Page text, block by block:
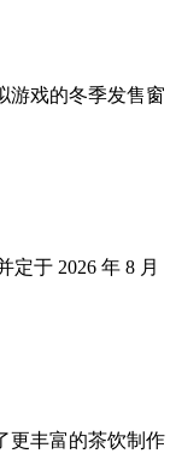
游戏的冬季发售窗
定于 2026 年 8 月
更丰富的茶饮制作